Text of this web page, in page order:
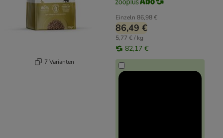
7 Varianten
Einzeln 86,98 €
86,49 €
5,77 € / kg
82,17 €